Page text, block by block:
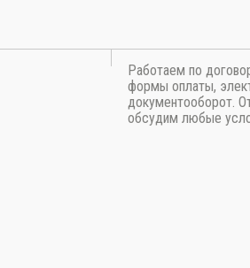
Работаем по
формы оплаты,
документооборот.
обсудим любые